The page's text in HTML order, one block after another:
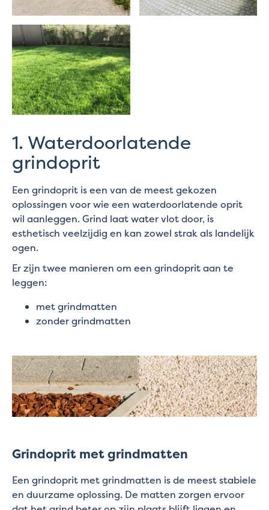
1. Waterdoorlatende
grindoprit
Een grindoprit is een van de meest gekozen
oplossingen voor wie een waterdoorlatende oprit
wil aanleggen. Grind laat water vlot door, is
esthetisch veelzijdig en kan zowel strak als landelijk
ogen.
Er zijn twee manieren om een grindoprit aan te
leggen:
met grindmatten
zonder grindmatten
Grindoprit met grindmatten
Een grindoprit met grindmatten is de meest stabiele
en duurzame oplossing. De matten zorgen ervoor